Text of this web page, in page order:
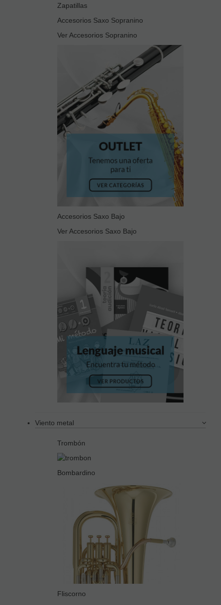
Zapatillas
Accesorios Saxo Sopranino
Ver Accesorios Sopranino
Accesorios Saxo Bajo
Ver Accesorios Saxo Bajo
Viento metal
Trombón
Bombardino
Fliscorno